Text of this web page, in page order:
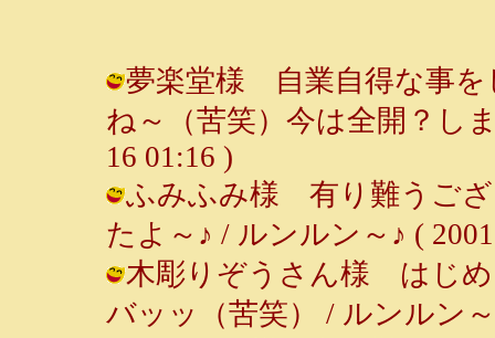
夢楽堂様 自業自得な事を
ね～（苦笑）今は全開？し
16 01:16 )
ふみふみ様 有り難うござ
たよ～♪ / ルンルン～♪ (
木彫りぞうさん様 はじめ
バッッ（苦笑） / ルンルン